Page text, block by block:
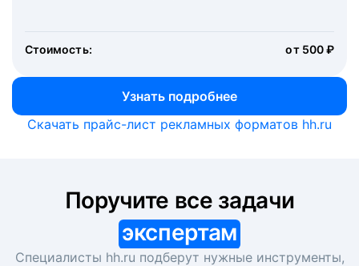
Стоимость: от 500 ₽
Узнать подробнее
Скачать прайс-лист рекламных форматов hh.ru
экспертам
Специалисты hh.ru подберут нужные инструменты,